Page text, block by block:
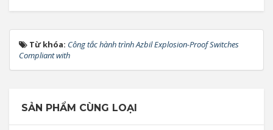
Từ khóa: Công tắc hành trình Azbil Explosion-Proof Switches
Compliant with
SẢN PHẨM CÙNG LOẠI